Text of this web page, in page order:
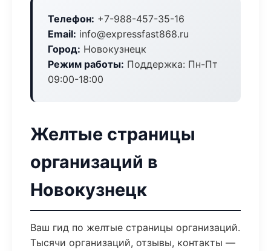
Телефон: +7-988-457-35-16
Email: info@expressfast868.ru
Город: Новокузнецк
Режим работы: Поддержка: Пн-Пт
09:00-18:00
Желтые страницы
организаций в
Новокузнецк
Ваш гид по желтые страницы организаций.
Тысячи организаций, отзывы, контакты —